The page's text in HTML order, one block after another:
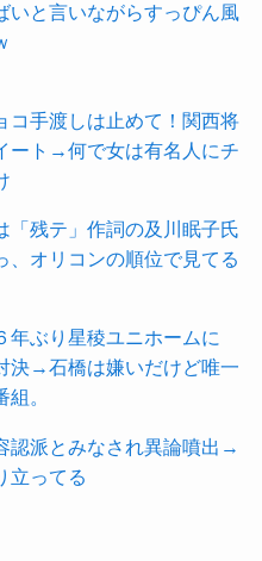
いと言いながらすっぴん風
コ手渡しは止めて！関西将
ート→何で女は有名人にチ
「残テ」作詞の及川眠子氏
オリコンの順位で見てる
ぶり星稜ユニホームに
決→石橋は嫌いだけど唯一
。
認派とみなされ異論噴出→
立ってる